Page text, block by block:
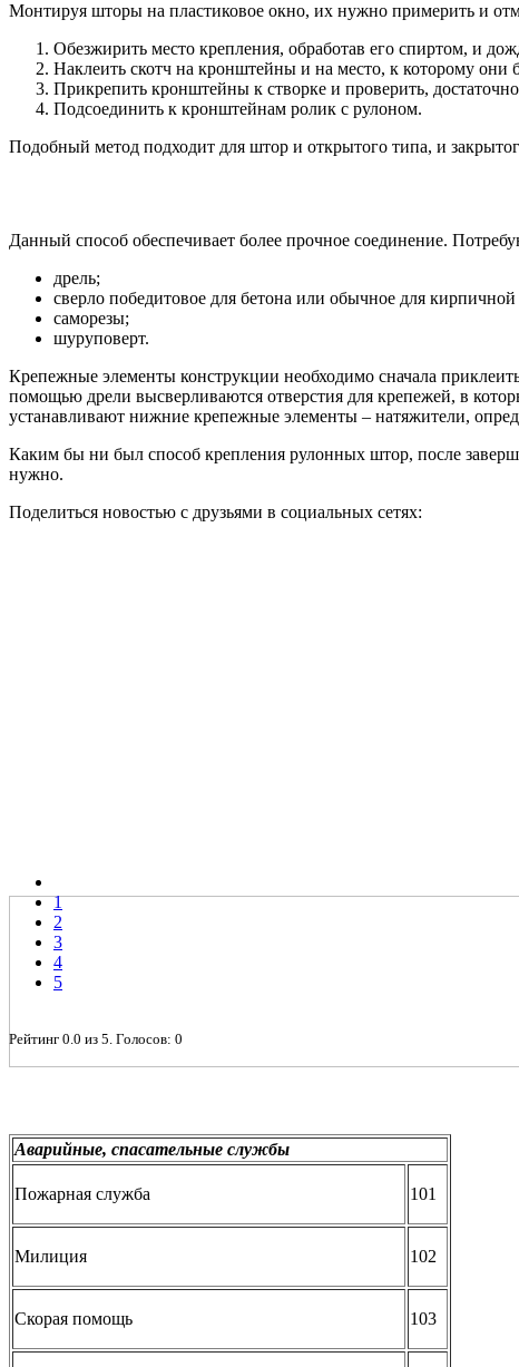
Монтируя шторы на пластиковое окно, их нужно примерить и
Обезжирить место крепления, обработав его спиртом, и
Наклеить скотч на кронштейны и на место, к которому они
Прикрепить кронштейны к створке и проверить,
Подсоединить к кронштейнам ролик с рулоном.
Подобный метод подходит для штор и открытого типа, и
Данный способ обеспечивает более прочное соединение.
дрель;
сверло победитовое для бетона или обычное для
саморезы;
шуруповерт.
Крепежные элементы конструкции необходимо сначала
помощью дрели высверливаются отверстия для крепежей, в
устанавливают нижние крепежные элементы – натяжители,
Каким бы ни был способ крепления рулонных штор, после
нужно.
Поделиться новостью с друзьями в социальных сетях:
1
2
3
4
5
Рейтинг 0.0 из 5. Голосов: 0
Аварийные, спасательные службы
Пожарная служба 101
Милиция 102
Скорая помощь 103